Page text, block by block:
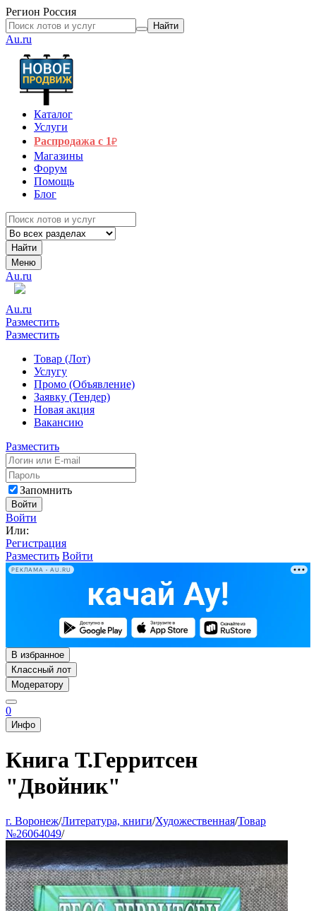
Регион Россия
Найти
Au.ru
Каталог
Услуги
Распродажа с 1₽
Магазины
Форум
Помощь
Блог
Найти
Меню
Au.ru
Au.ru
Разместить
Разместить
Товар (Лот)
Услугу
Промо (Объявление)
Заявку (Тендер)
Новая акция
Вакансию
Разместить
Запомнить
Войти
Войти
Или:
Регистрация
Разместить Войти
РЕКЛАМА • AU.RU
В избранное
Классный лот
Модератору
0
Инфо
Книга Т.Герритсен
"Двойник"
г. Воронеж/Литература, книги/Художественная/Товар
№26064049/